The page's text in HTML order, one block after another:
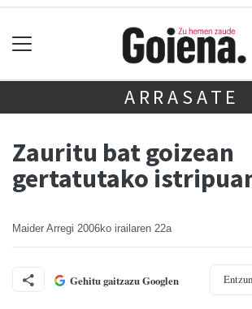
ARRASATE
Zauritu bat goizean
gertatutako
Maider Arregi 2006ko irailaren 22a
Gehitu gaitzazu Googlen Entzun